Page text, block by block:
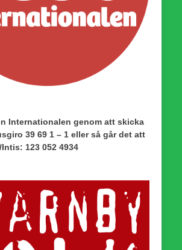
Internationalen genom att skicka
39 69 1 – 1 eller så går det att
123 052 4934